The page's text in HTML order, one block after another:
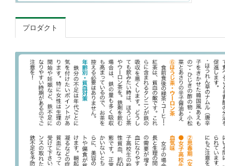
プロダクト